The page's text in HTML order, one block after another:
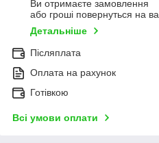
Ви отримаєте замовлення
або гроші повернуться на
Детальніше
Післяплата
Оплата на рахунок
Готівкою
Всі умови оплати